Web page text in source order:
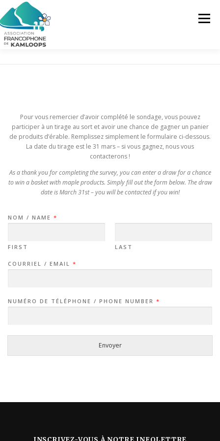
to
content
Menu
CONTACTEZ-NOUS FR
FR
EN
Pour vous remercier d’avoir complété le sondage, vous pouvez
participer à un tirage au sort et avoir une chance de gagner un panier
de produits d’érable. Remplissez simplement le formulaire ci-dessous.
La date du tirage est le 31 mars – si vous gagnez, nous vous
contacterons !
As a thank you for completing the survey, you can enter a draw for a chance
to win a basket with maple products. Simply fill out the form below. The draw
date is March 31st – you will be contacted if you win!
NOM / NAME *
FIRST LAST
COURRIEL / EMAIL *
NUMÉRO DE TÉLÉPHONE / PHONE NUMBER *
Envoyer